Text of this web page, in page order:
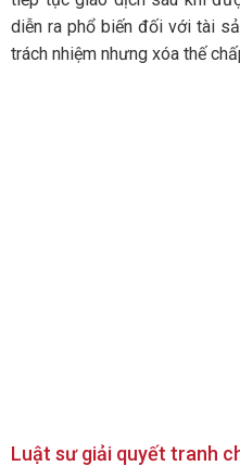
diễn ra phổ biến đối với tài
trách nhiệm nhưng xóa thế
Luật sư giải quyết tranh